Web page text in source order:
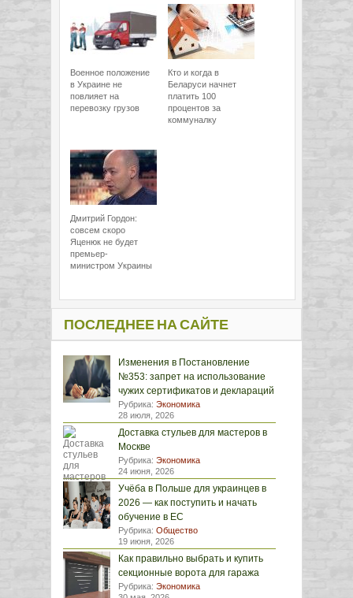
Военное положение
в Украине не
повлияет на
перевозку грузов
Кто и когда в
Беларуси начнет
платить 100
процентов за
коммуналку
Дмитрий Гордон:
совсем скоро
Яценюк не будет
премьер-
министром Украины
ПОСЛЕДНЕЕ НА САЙТЕ
Изменения в Постановление
№353: запрет на использование
чужих сертификатов и деклараций
Рубрика: Экономика
28 июля, 2026
Доставка стульев для мастеров в
Москве
Рубрика: Экономика
24 июня, 2026
Учёба в Польше для украинцев в
2026 — как поступить и начать
обучение в ЕС
Рубрика: Общество
19 июня, 2026
Как правильно выбрать и купить
секционные ворота для гаража
Рубрика: Экономика